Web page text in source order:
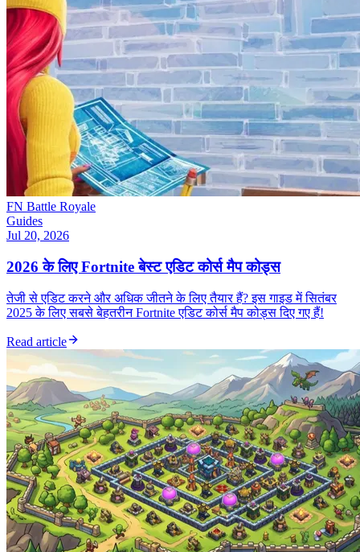
FN Battle Royale
Guides
Jul 20, 2026
2026 के लिए Fortnite बेस्ट एडिट कोर्स मैप कोड्स
तेजी से एडिट करने और अधिक जीतने के लिए तैयार हैं? इस गाइड में सितंबर
2025 के लिए सबसे बेहतरीन Fortnite एडिट कोर्स मैप कोड्स दिए गए हैं!
Read article